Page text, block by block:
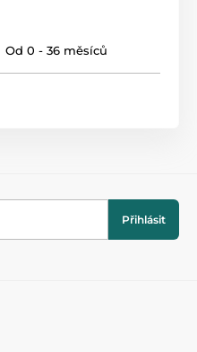
Od 0 - 36 měsíců
Přihlásit